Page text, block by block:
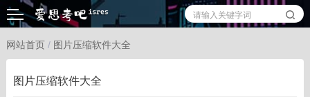
网站首页/ 图片压缩软件大全
图片压缩软件大全